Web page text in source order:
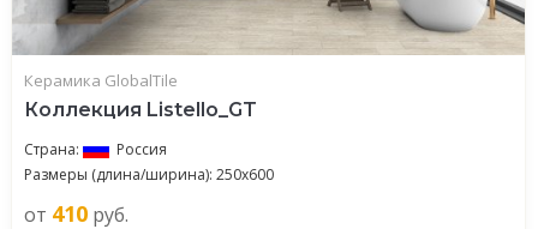
Керамика GlobalTile
Коллекция Listello_GT
Страна:
Россия
Размеры (длина/ширина): 250x600
от 410 руб.